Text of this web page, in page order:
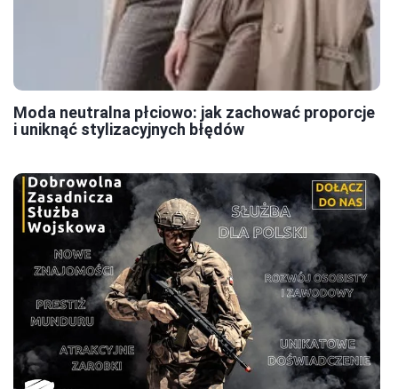
Moda neutralna płciowo: jak zachować proporcje
i uniknąć stylizacyjnych błędów